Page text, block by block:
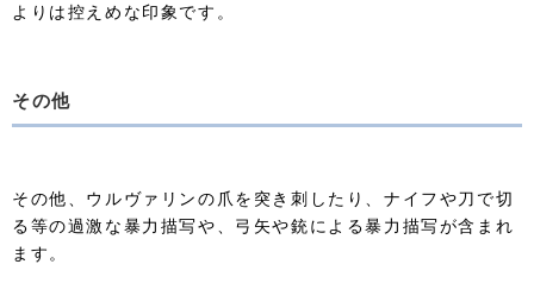
よりは控えめな印象です。
その他
その他、ウルヴァリンの爪を突き刺したり、ナイフや刀で切
る等の過激な暴力描写や、弓矢や銃による暴力描写が含まれ
ます。